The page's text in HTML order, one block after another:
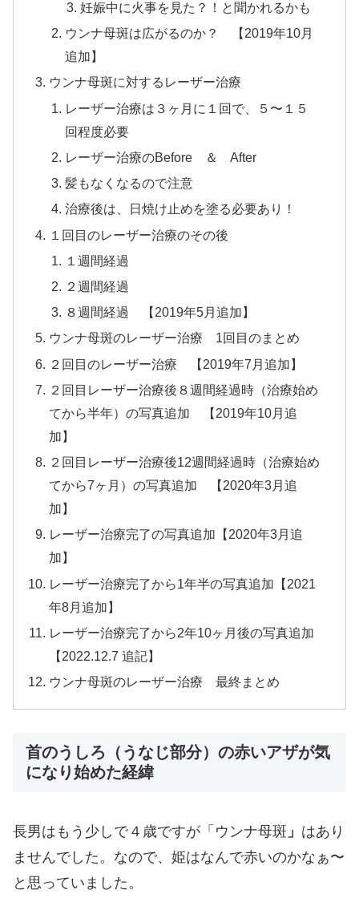
妊娠中に火事を見た？！と聞かれるかも
ウンナ母斑は広がるのか？ 【2019年10月
追加】
ウンナ母斑に対するレーザー治療
レーザー治療は３ヶ月に１回で、５〜１５
回程度必要
レーザー治療のBefore ＆ After
髪もなくなるので注意
治療後は、日焼け止めを塗る必要あり！
１回目のレーザー治療のその後
１週間経過
２週間経過
８週間経過 【2019年5月追加】
ウンナ母斑のレーザー治療 1回目のまとめ
２回目のレーザー治療 【2019年7月追加】
２回目レーザー治療後８週間経過時（治療始め
てから半年）の写真追加 【2019年10月追
加】
２回目レーザー治療後12週間経過時（治療始め
てから7ヶ月）の写真追加 【2020年3月追
加】
レーザー治療完了の写真追加【2020年3月追
加】
レーザー治療完了から1年半の写真追加【2021
年8月追加】
レーザー治療完了から2年10ヶ月後の写真追加
【2022.12.7 追記】
ウンナ母斑のレーザー治療 最終まとめ
首のうしろ（うなじ部分）の赤いアザが気
になり始めた経緯
長男はもう少しで４歳ですが「ウンナ母斑 」 はあり
ませんでした。なので、姫はなんで赤いのかなぁ〜
と思っていました。